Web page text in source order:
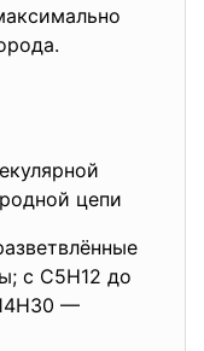
цепи
с C5H12 до
—